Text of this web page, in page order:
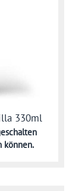
330ml
können.